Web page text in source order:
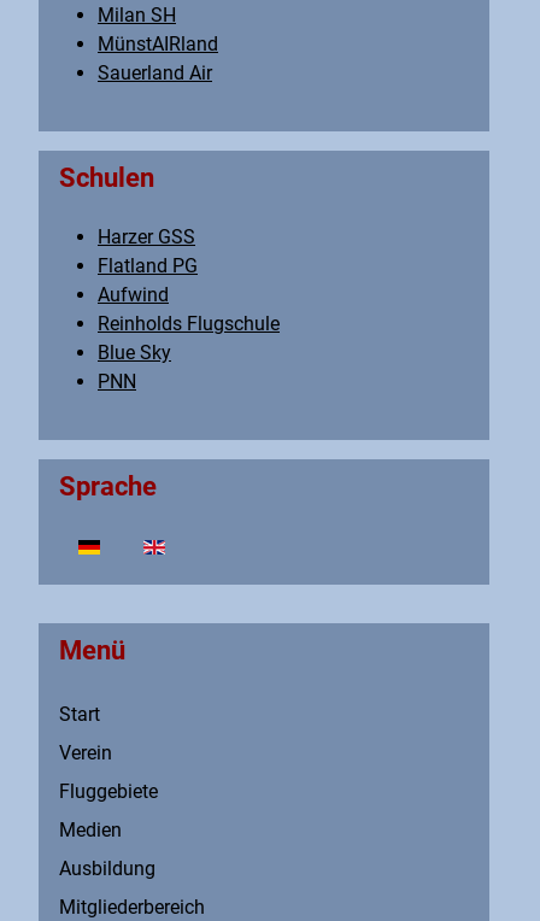
Menü
Start
Verein
Fluggebiete
Medien
Ausbildung
Mitgliederbereich
Milan SH
MünstAIRland
Sauerland Air
Schulen
Harzer GSS
Flatland PG
Aufwind
Reinholds Flugschule
Blue Sky
PNN
Sprache
Sprache auswählen